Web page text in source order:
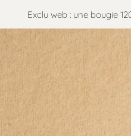
Exclu web : une bougie